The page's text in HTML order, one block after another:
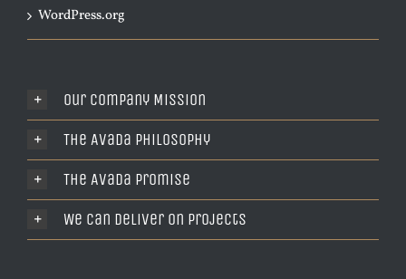
WordPress.org
Our Company Mission
The Avada Philosophy
The Avada Promise
We Can Deliver On Projects